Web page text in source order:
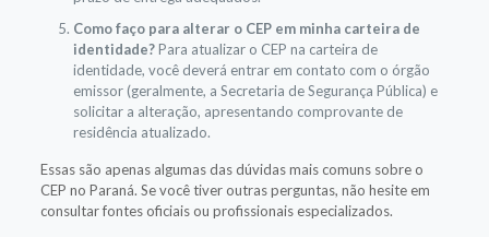
Como faço para alterar o CEP em minha carteira de
identidade?Para atualizar o CEP na carteira de
identidade, você deverá entrar em contato com o órgão
emissor (geralmente, a Secretaria de Segurança Pública) e
solicitar a alteração, apresentando comprovante de
residência atualizado.
Essas são apenas algumas das dúvidas mais comuns sobre o
CEP no Paraná. Se você tiver outras perguntas, não hesite em
consultar fontes oficiais ou profissionais especializados.